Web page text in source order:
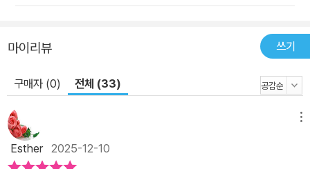
마이리뷰 쓰기
구매자 (0) 전체 (33)
Esther2025-12-10